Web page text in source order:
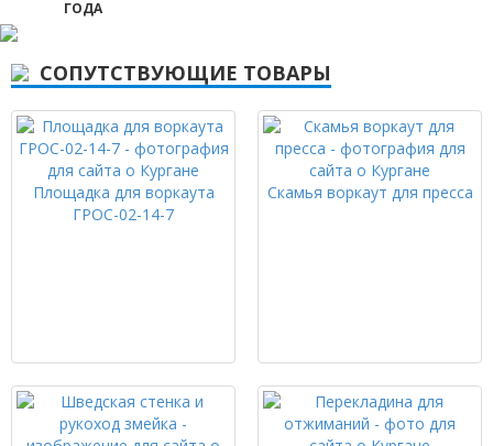
СОПУТСТВУЮЩИЕ ТОВАРЫ
Площадка для воркаута
ГРОС-02-14-7
Скамья воркаут для пресса